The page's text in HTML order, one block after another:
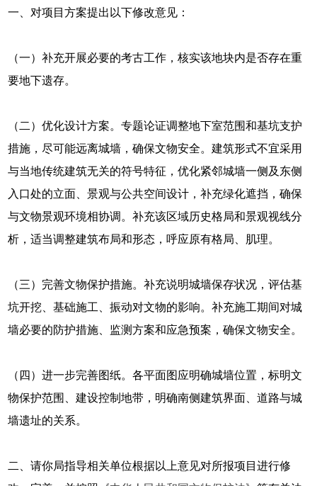
一、对项目方案提出以下修改意见：
（一）补充开展必要的考古工作，核实该地块内是否存在重
要地下遗存。
（二）优化设计方案。专题论证调整地下室范围和基坑支护
措施，尽可能远离城墙，确保文物安全。建筑形式不宜采用
与当地传统建筑无关的符号特征，优化紧邻城墙一侧及东侧
入口处的立面、景观与公共空间设计，补充绿化遮挡，确保
与文物景观环境相协调。补充该区域历史格局和景观视线分
析，适当调整建筑布局和形态，呼应原有格局、肌理。
（三）完善文物保护措施。补充说明城墙保存状况，评估基
坑开挖、基础施工、振动对文物的影响。补充施工期间对城
墙必要的防护措施、监测方案和应急预案，确保文物安全。
（四）进一步完善图纸。各平面图应明确城墙位置，标明文
物保护范围、建设控制地带，明确南侧建筑界面、道路与城
墙遗址的关系。
二、请你局指导相关单位根据以上意见对所报项目进行修